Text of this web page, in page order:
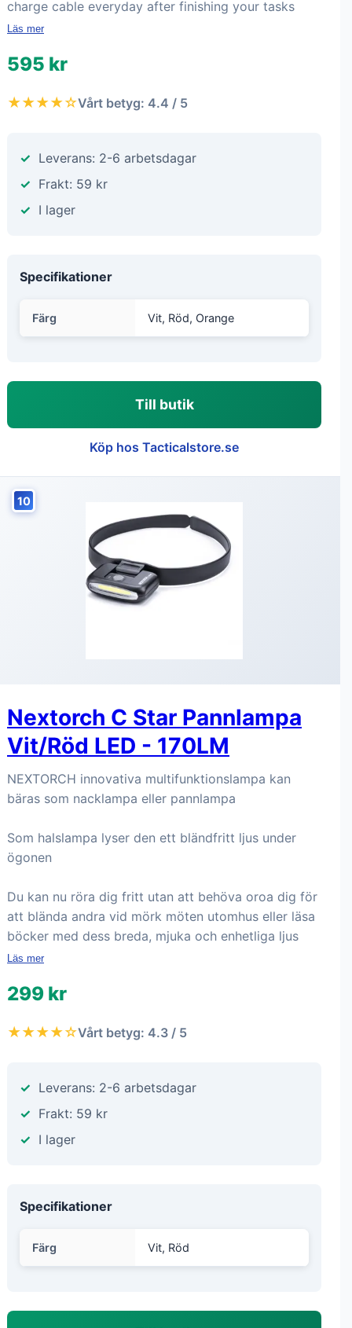
charge cable everyday after finishing your tasks
Läs mer
595 kr
★★★★☆Vårt betyg: 4.4 / 5
Leverans: 2-6 arbetsdagar
Frakt: 59 kr
I lager
Specifikationer
Färg Vit, Röd, Orange
Till butik
Köp hos Tacticalstore.se
10
Nextorch C Star Pannlampa
Vit/Röd LED - 170LM
NEXTORCH innovativa multifunktionslampa kan
bäras som nacklampa eller pannlampa
Som halslampa lyser den ett bländfritt ljus under
ögonen
Du kan nu röra dig fritt utan att behöva oroa dig för
att blända andra vid mörk möten utomhus eller läsa
böcker med dess breda, mjuka och enhetliga ljus
Läs mer
299 kr
★★★★☆Vårt betyg: 4.3 / 5
Leverans: 2-6 arbetsdagar
Frakt: 59 kr
I lager
Specifikationer
Färg Vit, Röd